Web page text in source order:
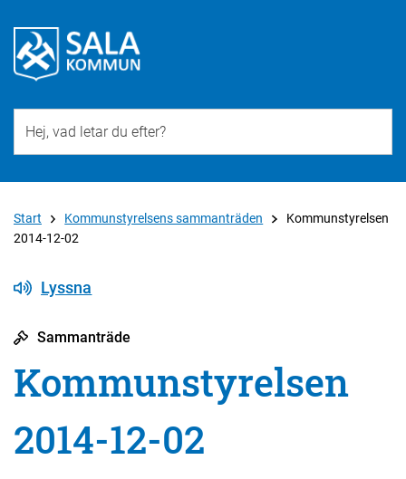
Start Kommunstyrelsens sammanträden
Kommunstyrelsen
2014-12-02
Lyssna
Sammanträde
Kommunstyrelsen
2014-12-02